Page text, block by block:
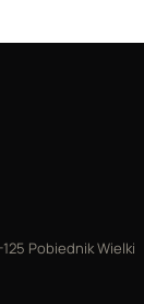
Pobiednik Wielki